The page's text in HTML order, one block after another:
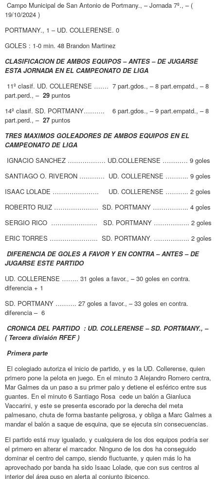
Campo Municipal de San Antonio de Portmany., – Jornada 7º., – (
19/10/2024 )
PORTMANY., 1 – UD. COLLERENSE. 0
GOLES : 1-0 min. 48 Brandon Martinez
CLASIFICACION DE AMBOS EQUIPOS – ANTES – DE JUGARSE
ESTA JORNADA EN EL CAMPEONATO DE LIGA
11º clasif. UD. COLLERENSE ……. 7 part.gdos., – 8 part.empatd., – 8
part.perd., – 29 puntos
14º clasif. SD. PORTMANY………. 6 part.gdos., – 9 part.empatd., – 8
part.perd., – 27 puntos
TRES MAXIMOS GOLEADORES DE AMBOS EQUIPOS EN EL
CAMPEONATO DE LIGA
IGNACIO SANCHEZ ……………… UD.COLLERENSE ………… 9 goles
SANTIAGO O. RIVERON ………… UD. COLLERENSE ……….. 9 goles
ISAAC LOLADE …………………. UD. COLLERENSE ……….. 2 goles
ROBERTO RUIZ ………………… SD. PORTMANY …………….. 4 goles
SERGIO RICO …………………. SD. PORTMANY …………….. 2 goles
ERIC TORRES ………………….. SD. PORTMANY. …………….. 2 goles
DIFERENCIA DE GOLES A FAVOR Y EN CONTRA – ANTES – DE
JUGARSE ESTE PARTIDO
UD. COLLERENSE …….. 31 goles a favor., – 30 goles en contra.
diferencia + 1
SD. PORTMANY ………. 27 goles a favor., – 33 goles en contra.
diferencia – 6
CRONICA DEL PARTIDO : UD. COLLERENSE – SD. PORTMANY., –
( Tercera división RFEF )
Primera parte
El colegiado autoriza el inicio de partido, y es la UD. Collerense, quien
primero pone la pelota en juego. En el minuto 3 Alejandro Romero centra,
Mar Galmes da un paso a su primer palo y detiene el esférico entre sus
guantes. En el minuto 6 Santiago Rosa cede un balón a Gianluca
Vaccarini, y este se presenta escorado por la derecha del meta
palmesano, chuta de forma bastante peligrosa, y obliga a Marc Galmes a
mandar el balón a saque de esquina, que se ejecuta sin consecuencias.
El partido está muy igualado, y cualquiera de los dos equipos podría ser
el primero en alterar el marcador. Ninguno de los dos ha conseguido
dominar el centro del campo, siendo fluctuante, y quien más lo ha
aprovechado por banda ha sido Isaac Lolade, que con sus centros al
interior del área puso en alerta al conjunto ibicenco.